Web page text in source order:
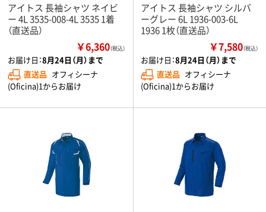
アイトス 長袖シャツ ネイビ
ー 4L 3535-008-4L 3535 1着
（直送品）
￥6,360（税込）
お届け日：8月24日（月）まで
直送品 オフィシーナ
(Oficina)1からお届け
アイトス 長袖シャツ シルバ
ーグレー 6L 1936-003-6L
1936 1枚（直送品）
￥7,580（税込）
お届け日：8月24日（月）まで
直送品 オフィシーナ
(Oficina)1からお届け